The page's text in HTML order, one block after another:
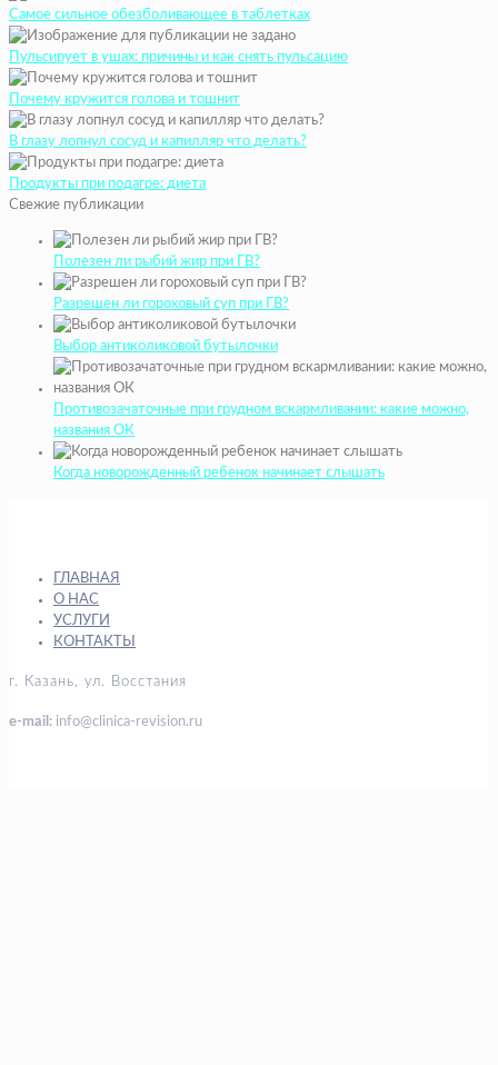
Самое сильное обезболивающее в таблетках
Пульсирует в ушах: причины и как снять пульсацию
Почему кружится голова и тошнит
В глазу лопнул сосуд и капилляр что делать?
Продукты при подагре: диета
Свежие публикации
Полезен ли рыбий жир при ГВ?
Разрешен ли гороховый суп при ГВ?
Выбор антиколиковой бутылочки
Противозачаточные при грудном вскармливании: какие можно,
названия ОК
Когда новорожденный ребенок начинает слышать
ГЛАВНАЯ
О НАС
УСЛУГИ
КОНТАКТЫ
г. Казань, ул. Восстания
e-mail: info@clinica-revision.ru